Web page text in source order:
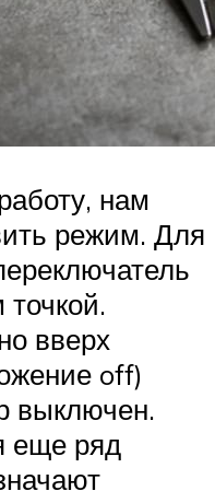
нам
режим. Для
вверх
off)
выключен.
еще ряд